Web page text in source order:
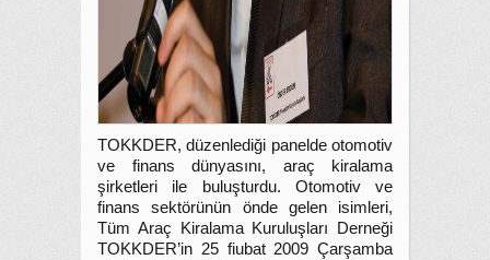
TOKKDER, düzenlediği panelde otomotiv
ve finans dünyasını, araç kiralama
şirketleri ile buluşturdu. Otomotiv ve
finans sektörünün önde gelen isimleri,
Tüm Araç Kiralama Kuruluşları Derneği
TOKKDER’in 25 fiubat 2009 Çarşamba